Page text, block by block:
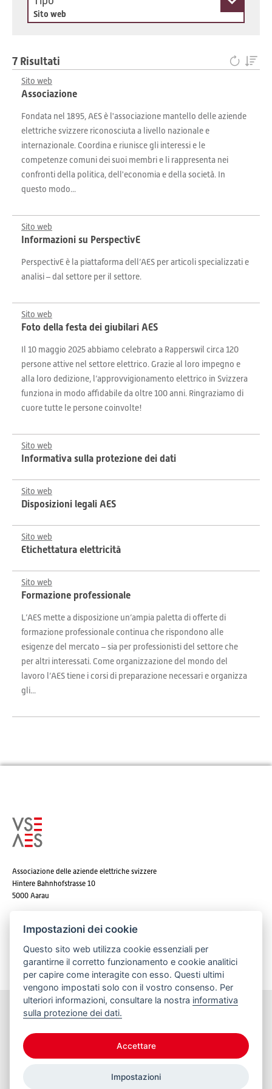
Sito web
7 Risultati
Sito web
Associazione
Fondata nel 1895, AES è l'associazione mantello delle aziende
elettriche svizzere riconosciuta a livello nazionale e
internazionale. Coordina e riunisce gli interessi e le
competenze comuni dei suoi membri e li rappresenta nei
confronti della politica, dell'economia e della società. In
questo modo...
Sito web
Informazioni su PerspectivE
PerspectivE è la piattaforma dell’AES per articoli specializzati e
analisi – dal settore per il settore.
Sito web
Foto della festa dei giubilari AES
Il 10 maggio 2025 abbiamo celebrato a Rapperswil circa 120
persone attive nel settore elettrico. Grazie al loro impegno e
alla loro dedizione, l’approvvigionamento elettrico in Svizzera
funziona in modo affidabile da oltre 100 anni. Ringraziamo di
cuore tutte le persone coinvolte!
Sito web
Informativa sulla protezione dei dati
Sito web
Disposizioni legali AES
Sito web
Etichettatura elettricità
Sito web
Formazione professionale
L’AES mette a disposizione un’ampia paletta di offerte di
formazione professionale continua che rispondono alle
esigenze del mercato – sia per professionisti del settore che
per altri interessati. Come organizzazione del mondo del
lavoro l’AES tiene i corsi di preparazione necessari e organizza
gli...
Associazione delle aziende elettriche svizzere
Hintere Bahnhofstrasse 10
5000 Aarau
E-mail: info@strom.ch
Rimanere informato
© 2026 VSE
Impostazioni dei cookie
Questo sito web utilizza cookie essenziali per
garantirne il corretto funzionamento e cookie analitici
per capire come interagite con esso. Questi ultimi
vengono impostati solo con il vostro consenso. Per
ulteriori informazioni, consultare la nostra informativa
sulla protezione dei dati.
Accettare
Impostazioni